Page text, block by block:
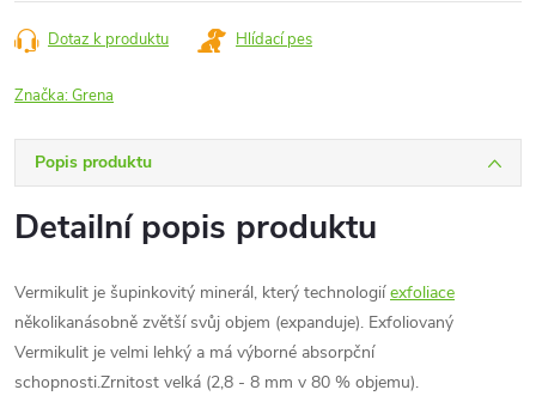
Dotaz k produktu Hlídací pes
Značka:Grena
Popis produktu
Detailní popis produktu
Vermikulit je šupinkovitý minerál, který technologiíexfoliace
několikanásobně zvětší svůj objem (expanduje). Exfoliovaný
Vermikulit je velmi lehký a má výborné absorpční
schopnosti.Zrnitost velká (2,8 - 8 mm v 80 % objemu).